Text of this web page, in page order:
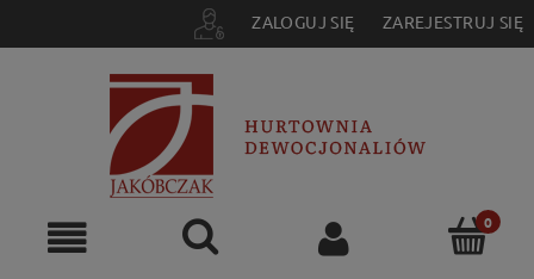
ZALOGUJ SIĘ ZAREJESTRUJ SIĘ